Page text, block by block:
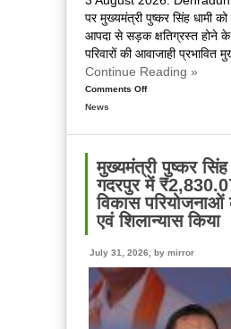
पर मुख्यमंत्री पुष्कर सिंह धामी
आपदा से सड़क क्षतिग्रस्त होने
परिवारों की आवाजाही प्रभावित
Continue Reading »
Comments Offon
खैनूरी
की
क्षतिग्रस्त
सड़क
मुख्यमंत्री
ने
तत्काल
संज्ञान,
News
मुख्यमंत्री पुष्कर सिंह
गदरपुर में
विकास परियोजनाओं
एवं शिलान्यास किया
July 31, 2026, by mirror